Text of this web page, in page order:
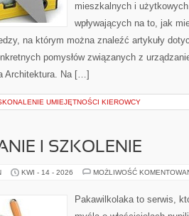
mieszkalnych i
wpływających na to, jak
na którym można znaleźć artykuły
pomysłów związanych z
Architektura. Na […]
UMIEJĘTNOŚCI KIEROWCY
I SZKOLENIE
KWI - 14 - 2026 MOŻLIWOŚĆ
Pakawilkolaka to serwis,